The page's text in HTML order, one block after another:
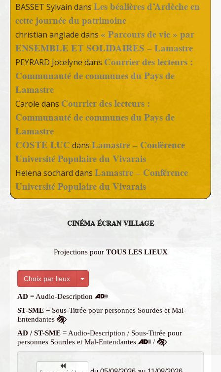
BASSET Sylvain dans Les béalières d’Ardèche en
cette journée du patrimoine
christian anglade dans « Parcours de vie » par
ENSEMBLE ET SOLIDAIRES – Lamastre
PEYRARD Jocelyne dans Courrier des lecteurs :
Communauté de communes du Pays de
Lamastre
Carole dans Courrier des lecteurs :
Communauté de communes du Pays de
Lamastre
COSTE LUC dans Lamastre – Conférence
Université Populaire du Vivarais
Helena sochard dans Lamastre – Conférence
Université Populaire du Vivarais
CINÉMA ÉCRAN VILLAGE